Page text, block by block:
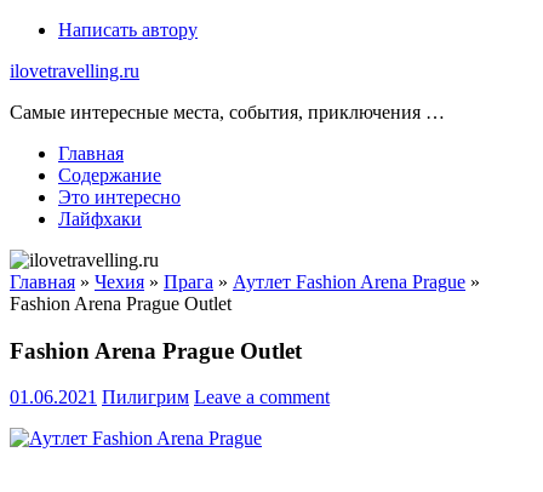
Skip
content
Написать автору
ilovetravelling.ru
Самые интересные места, события, приключения …
Главная
Содержание
Это интересно
Лайфхаки
Главная » Чехия » Прага » Аутлет Fashion Arena Prague »
Fashion Arena Prague Outlet
Fashion Arena Prague Outlet
01.06.2021 Пилигрим Leave a comment